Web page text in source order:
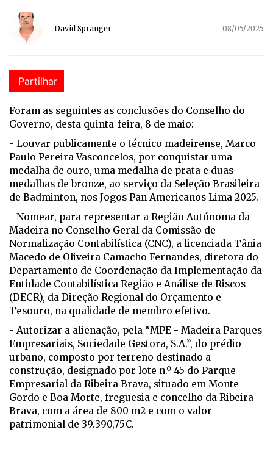
David Spranger 08/05/2025
Partilhar
Foram as seguintes as conclusões do Conselho do
Governo, desta quinta-feira, 8 de maio:
- Louvar publicamente o técnico madeirense, Marco
Paulo Pereira Vasconcelos, por conquistar uma
medalha de ouro, uma medalha de prata e duas
medalhas de bronze, ao serviço da Seleção Brasileira
de Badminton, nos Jogos Pan Americanos Lima 2025.
- Nomear, para representar a Região Autónoma da
Madeira no Conselho Geral da Comissão de
Normalização Contabilística (CNC), a licenciada Tânia
Macedo de Oliveira Camacho Fernandes, diretora do
Departamento de Coordenação da Implementação da
Entidade Contabilística Região e Análise de Riscos
(DECR), da Direção Regional do Orçamento e
Tesouro, na qualidade de membro efetivo.
- Autorizar a alienação, pela “MPE - Madeira Parques
Empresariais, Sociedade Gestora, S.A.”, do prédio
urbano, composto por terreno destinado a
construção, designado por lote n.º 45 do Parque
Empresarial da Ribeira Brava, situado em Monte
Gordo e Boa Morte, freguesia e concelho da Ribeira
Brava, com a área de 800 m2 e com o valor
patrimonial de 39.390,75€.